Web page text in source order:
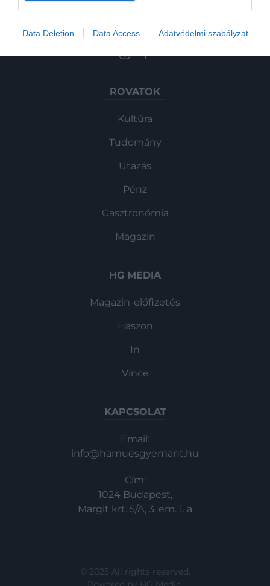
Data Deletion Data Access Adatvédelmi szabályzat
és ismerd meg a Hamu és Gyémánt világát!
ROVATOK
Kultúra
Tudomány
Utazás
Pénz
Gasztronómia
Magazin
HG MEDIA
Magazin-előfizetés
Haszon
In
Vince
KAPCSOLAT
Email:
info@hamuesgyemant.hu
Cím:
1024 Budapest,
Margit krt. 5/A, 3. em. 1. a
© 2025 All rights reserved.